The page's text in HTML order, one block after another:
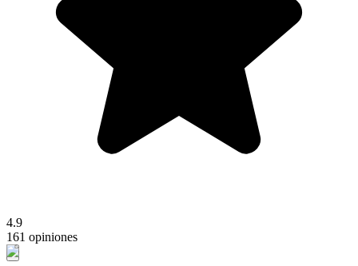
4.9
161 opiniones